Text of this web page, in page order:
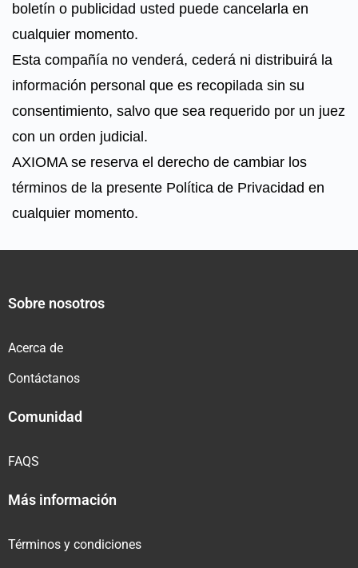
boletín o publicidad usted puede cancelarla en
cualquier momento.
Esta compañía no venderá, cederá ni distribuirá la
información personal que es recopilada sin su
consentimiento, salvo que sea requerido por un juez
con un orden judicial.
AXIOMA se reserva el derecho de cambiar los
términos de la presente Política de Privacidad en
cualquier momento.
Sobre nosotros
Acerca de
Contáctanos
Comunidad
FAQS
Más información
Términos y condiciones